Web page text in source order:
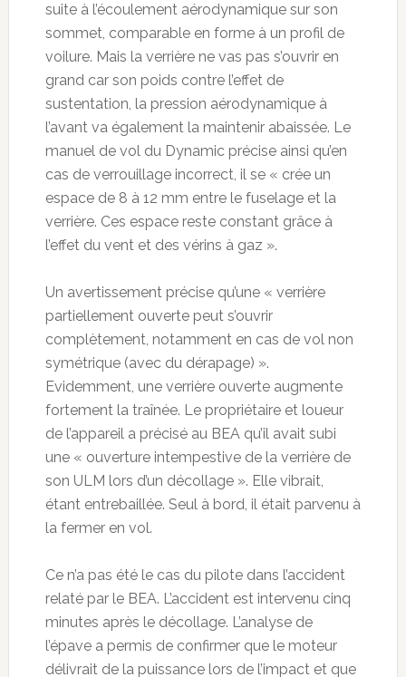
suite à l’écoulement aérodynamique sur son
sommet, comparable en forme à un profil de
voilure. Mais la verrière ne vas pas s’ouvrir en
grand car son poids contre l’effet de
sustentation, la pression aérodynamique à
l’avant va également la maintenir abaissée. Le
manuel de vol du Dynamic précise ainsi qu’en
cas de verrouillage incorrect, il se « crée un
espace de 8 à 12 mm entre le fuselage et la
verrière. Ces espace reste constant grâce à
l’effet du vent et des vérins à gaz ».
Un avertissement précise qu’une « verrière
partiellement ouverte peut s’ouvrir
complètement, notamment en cas de vol non
symétrique (avec du dérapage) ».
Evidemment, une verrière ouverte augmente
fortement la traînée. Le propriétaire et loueur
de l’appareil a précisé au BEA qu’il avait subi
une « ouverture intempestive de la verrière de
son ULM lors d’un décollage ». Elle vibrait,
étant entrebaillée. Seul à bord, il était parvenu à
la fermer en vol.
Ce n’a pas été le cas du pilote dans l’accident
relaté par le BEA. L’accident est intervenu cinq
minutes après le décollage. L’analyse de
l’épave a permis de confirmer que le moteur
délivrait de la puissance lors de l’impact et que